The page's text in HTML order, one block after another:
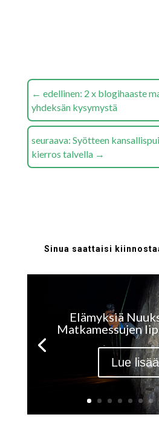
← edellinen: 2 x blogihaaste
yhdeksän kysymystä
seuraava: Syötteen
kierros talvella→
Sinua saattaisi
Elämyksiä
Matkamessujen
Lue lisää